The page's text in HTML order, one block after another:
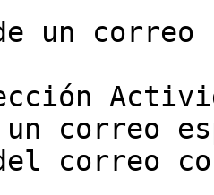
un correo
correo
correo